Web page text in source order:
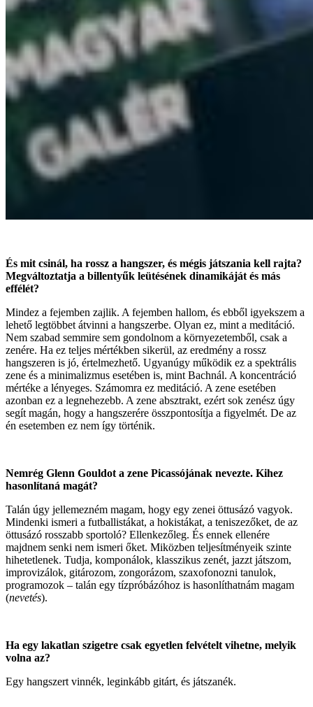
És mit csinál, ha rossz a hangszer, és mégis játszania kell rajta?
Megváltoztatja a billentyűk leütésének dinamikáját és más
effélét?
Mindez a fejemben zajlik. A fejemben hallom, és ebből igyekszem a
lehető legtöbbet átvinni a hangszerbe. Olyan ez, mint a meditáció.
Nem szabad semmire sem gondolnom a környezetemből, csak a
zenére. Ha ez teljes mértékben sikerül, az eredmény a rossz
hangszeren is jó, értelmezhető. Ugyanúgy működik ez a spektrális
zene és a minimalizmus esetében is, mint Bachnál. A koncentráció
mértéke a lényeges. Számomra ez meditáció. A zene esetében
azonban ez a legnehezebb. A zene absztrakt, ezért sok zenész úgy
segít magán, hogy a hangszerére összpontosítja a figyelmét. De az
én esetemben ez nem így történik.
Nemrég Glenn Gouldot a zene Picassójának nevezte. Kihez
hasonlítaná magát?
Talán úgy jellemezném magam, hogy egy zenei öttusázó vagyok.
Mindenki ismeri a futballistákat, a hokistákat, a teniszezőket, de az
öttusázó rosszabb sportoló? Ellenkezőleg. És ennek ellenére
majdnem senki nem ismeri őket. Miközben teljesítményeik szinte
hihetetlenek. Tudja, komponálok, klasszikus zenét, jazzt játszom,
improvizálok, gitározom, zongorázom, szaxofonozni tanulok,
programozok – talán egy tízpróbázóhoz is hasonlíthatnám magam
(nevetés).
Ha egy lakatlan szigetre csak egyetlen felvételt vihetne, melyik
volna az?
Egy hangszert vinnék, leginkább gitárt, és játszanék.